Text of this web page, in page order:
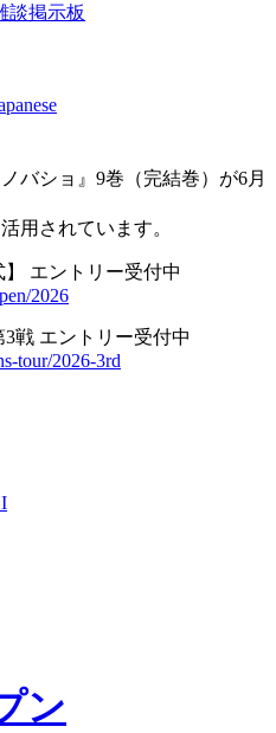
談掲示板
バショ』9巻（完結巻）が6月
用されています。
エントリー受付中
2026
戦 エントリー受付中
tour/2026-3rd
ン